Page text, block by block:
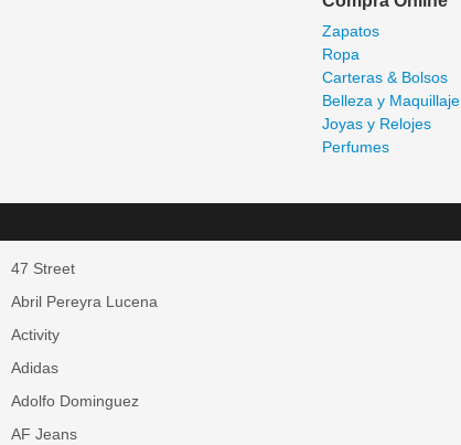
Zapatos
Ropa
Carteras & Bolsos
Belleza y Maquillaje
Joyas y Relojes
Perfumes
47 Street
Abril Pereyra Lucena
Activity
Adidas
Adolfo Dominguez
AF Jeans